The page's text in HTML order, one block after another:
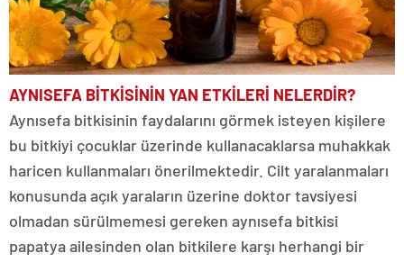
AYNISEFA BİTKİSİNİN YAN ETKİLERİ NELERDİR?
Aynısefa bitkisinin faydalarını görmek isteyen kişilere
bu bitkiyi çocuklar üzerinde kullanacaklarsa muhakkak
haricen kullanmaları önerilmektedir. Cilt yaralanmaları
konusunda açık yaraların üzerine doktor tavsiyesi
olmadan sürülmemesi gereken aynısefa bitkisi
papatya ailesinden olan bitkilere karşı herhangi bir